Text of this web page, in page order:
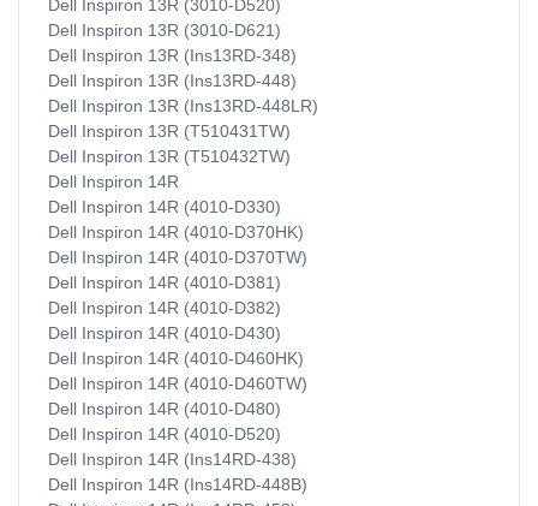
Dell Inspiron 13R (3010-D520)
Dell Inspiron 13R (3010-D621)
Dell Inspiron 13R (Ins13RD-348)
Dell Inspiron 13R (Ins13RD-448)
Dell Inspiron 13R (Ins13RD-448LR)
Dell Inspiron 13R (T510431TW)
Dell Inspiron 13R (T510432TW)
Dell Inspiron 14R
Dell Inspiron 14R (4010-D330)
Dell Inspiron 14R (4010-D370HK)
Dell Inspiron 14R (4010-D370TW)
Dell Inspiron 14R (4010-D381)
Dell Inspiron 14R (4010-D382)
Dell Inspiron 14R (4010-D430)
Dell Inspiron 14R (4010-D460HK)
Dell Inspiron 14R (4010-D460TW)
Dell Inspiron 14R (4010-D480)
Dell Inspiron 14R (4010-D520)
Dell Inspiron 14R (Ins14RD-438)
Dell Inspiron 14R (Ins14RD-448B)